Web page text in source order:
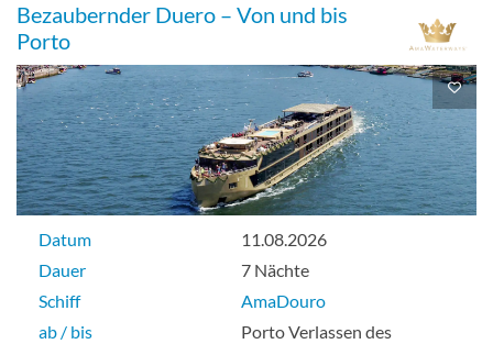
Bezaubernder Duero – Von und bis
Porto
Datum
11.08.2026
Dauer
7 Nächte
Schiff
AmaDouro
ab / bis
Porto Verlassen des